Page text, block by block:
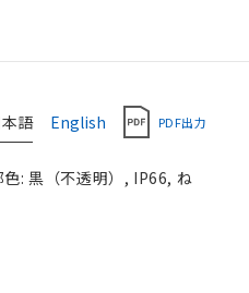
本語 English PDF出力
: 黒（不透明）, IP66, ね